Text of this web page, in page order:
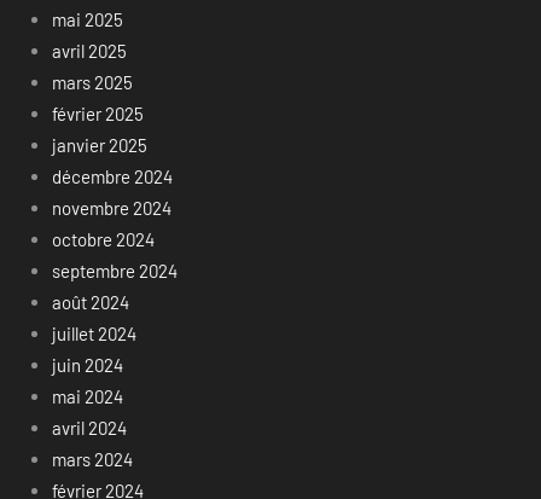
mai 2025
avril 2025
mars 2025
février 2025
janvier 2025
décembre 2024
novembre 2024
octobre 2024
septembre 2024
août 2024
juillet 2024
juin 2024
mai 2024
avril 2024
mars 2024
février 2024